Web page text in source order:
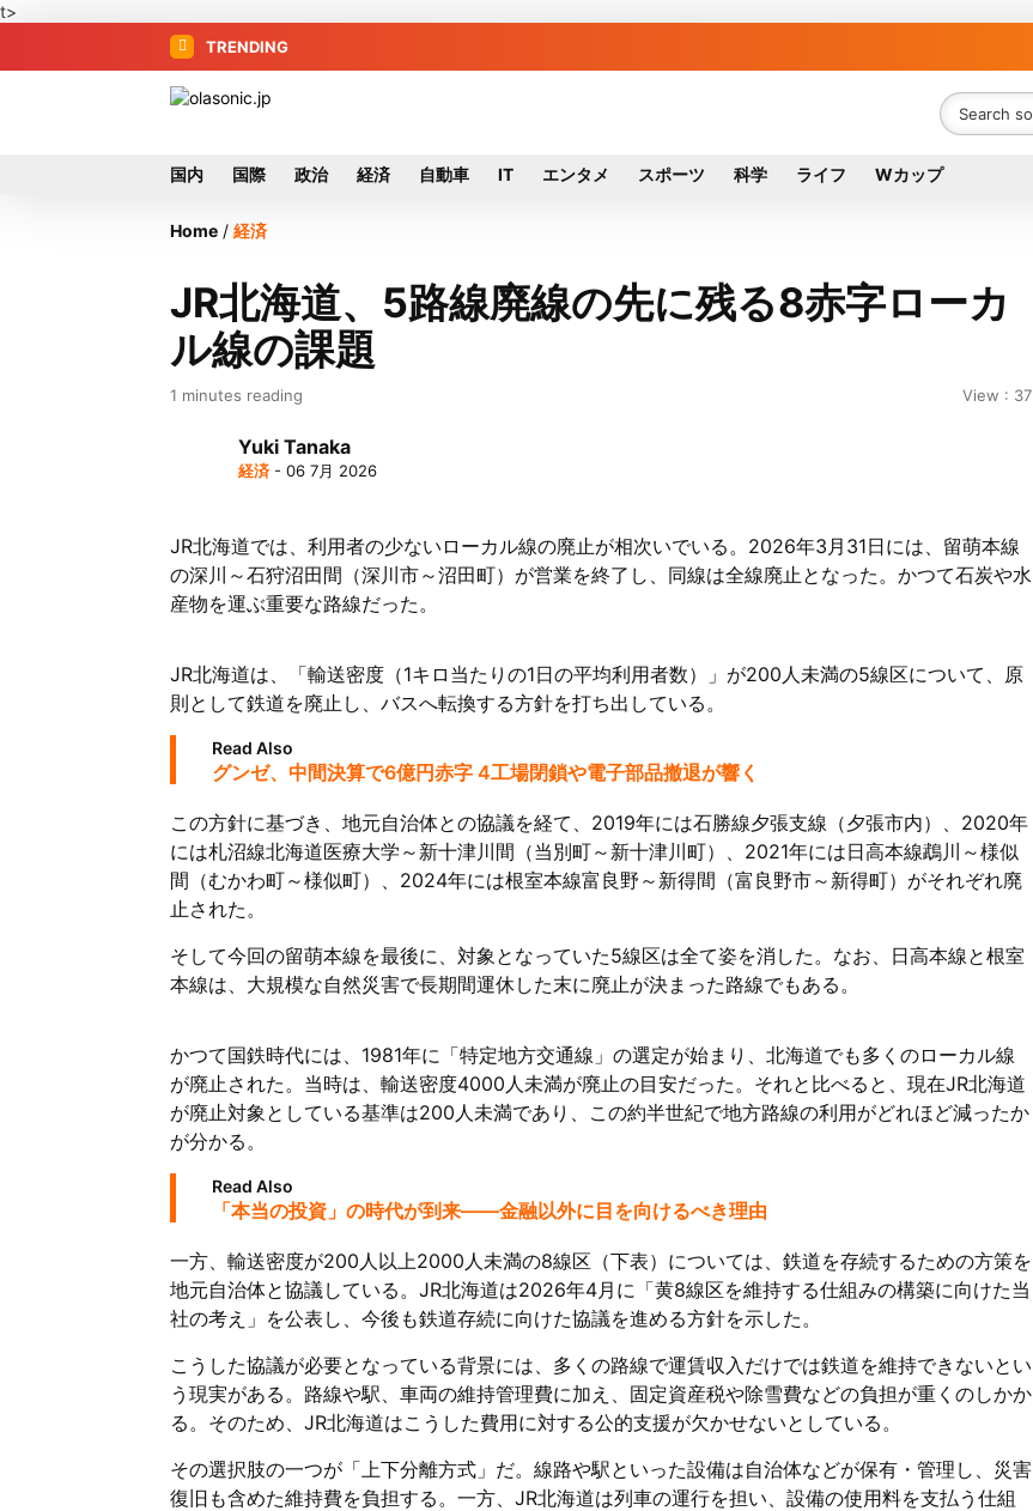
t>
TRENDING
国内 国際 政治 経済 自動車 IT エンタメ スポーツ 科学 ライフ Wカップ
Home / 経済
JR北海道、5路線廃線の先に残る8赤字ローカ
ル線の課題
1 minutes reading View : 37
Yuki Tanaka
経済 - 06 7月 2026
JR北海道では、利用者の少ないローカル線の廃止が相次いでいる。2026年3月31日には、留萌本線
の深川～石狩沼田間（深川市～沼田町）が営業を終了し、同線は全線廃止となった。かつて石炭や水
産物を運ぶ重要な路線だった。
JR北海道は、「輸送密度（1キロ当たりの1日の平均利用者数）」が200人未満の5線区について、原
則として鉄道を廃止し、バスへ転換する方針を打ち出している。
Read Also
グンゼ、中間決算で6億円赤字 4工場閉鎖や電子部品撤退が響く
この方針に基づき、地元自治体との協議を経て、2019年には石勝線夕張支線（夕張市内）、2020年
には札沼線北海道医療大学～新十津川間（当別町～新十津川町）、2021年には日高本線鵡川～様似
間（むかわ町～様似町）、2024年には根室本線富良野～新得間（富良野市～新得町）がそれぞれ廃
止された。
そして今回の留萌本線を最後に、対象となっていた5線区は全て姿を消した。なお、日高本線と根室
本線は、大規模な自然災害で長期間運休した末に廃止が決まった路線でもある。
かつて国鉄時代には、1981年に「特定地方交通線」の選定が始まり、北海道でも多くのローカル線
が廃止された。当時は、輸送密度4000人未満が廃止の目安だった。それと比べると、現在JR北海道
が廃止対象としている基準は200人未満であり、この約半世紀で地方路線の利用がどれほど減ったか
が分かる。
Read Also
「本当の投資」の時代が到来——金融以外に目を向けるべき理由
一方、輸送密度が200人以上2000人未満の8線区（下表）については、鉄道を存続するための方策を
地元自治体と協議している。JR北海道は2026年4月に「黄8線区を維持する仕組みの構築に向けた当
社の考え」を公表し、今後も鉄道存続に向けた協議を進める方針を示した。
こうした協議が必要となっている背景には、多くの路線で運賃収入だけでは鉄道を維持できないとい
う現実がある。路線や駅、車両の維持管理費に加え、固定資産税や除雪費などの負担が重くのしかか
る。そのため、JR北海道はこうした費用に対する公的支援が欠かせないとしている。
その選択肢の一つが「上下分離方式」だ。線路や駅といった設備は自治体などが保有・管理し、災害
復旧も含めた維持費を負担する。一方、JR北海道は列車の運行を担い、設備の使用料を支払う仕組